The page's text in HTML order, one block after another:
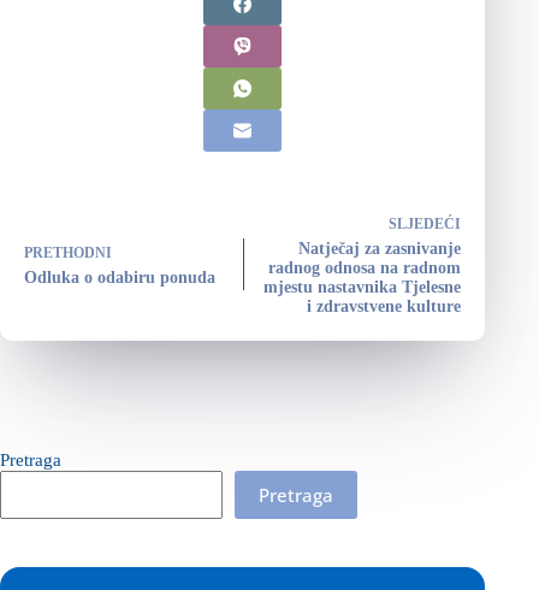
PRETHODNI
Odluka o odabiru ponuda
SLJEDEĆI
Natječaj za zasnivanje
radnog odnosa na radnom
mjestu nastavnika Tjelesne
i zdravstvene kulture
Pretraga
Pretraga